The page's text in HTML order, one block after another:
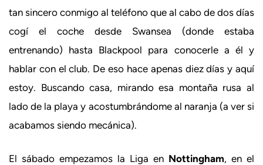
tan sincero conmigo al teléfono que al cabo de dos días
cogí el coche desde Swansea (donde estaba
entrenando) hasta Blackpool para conocerle a él y
hablar con el club. De eso hace apenas diez días y aquí
estoy. Buscando casa, mirando esa montaña rusa al
lado de la playa y acostumbrándome al naranja (a ver si
acabamos siendo mecánica).
El sábado empezamos la Liga en Nottingham, en el